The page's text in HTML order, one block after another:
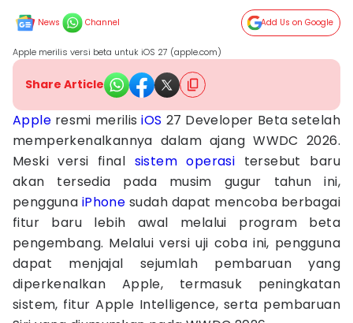
News Channel Add Us on Google
Apple merilis versi beta untuk iOS 27 (apple.com)
Share Article
Apple resmi merilisiOS 27 Developer Beta setelah
memperkenalkannya dalam ajang WWDC 2026.
Meski versi final sistem operasi tersebut baru
akan tersedia pada musim gugur tahun ini,
pengguna iPhone sudah dapat mencoba berbagai
fitur baru lebih awal melalui program beta
pengembang. Melalui versi uji coba ini, pengguna
dapat menjajal sejumlah pembaruan yang
diperkenalkan Apple, termasuk peningkatan
sistem, fitur Apple Intelligence, serta pembaruan